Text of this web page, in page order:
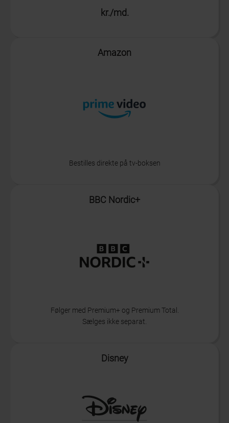
kr./md.
Amazon
Bestilles direkte på tv-boksen
BBC Nordic+
Følger med Premium+ og Premium Total.
Sælges ikke separat.
Disney